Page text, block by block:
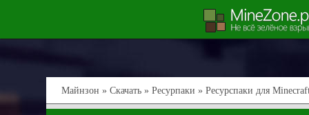
Майнзон »Скачать »Ресурпаки »Ресурспаки для